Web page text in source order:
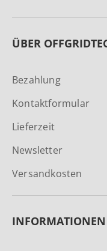
ÜBER
Bezahlung
Kontaktformular
Lieferzeit
Newsletter
Versandkosten
INFORMATIONEN